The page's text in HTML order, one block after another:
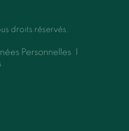
droits réservés.
Personnelles